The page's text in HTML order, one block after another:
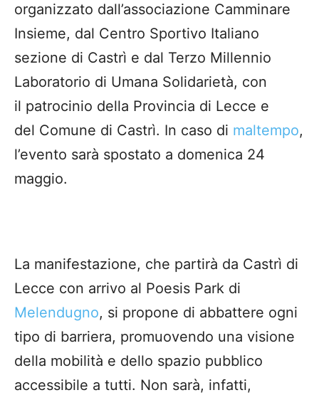
organizzato dall’associazione Camminare
Insieme, dal Centro Sportivo Italiano
sezione di Castrì e dal Terzo Millennio
Laboratorio di Umana Solidarietà, con
il patrocinio della Provincia di Lecce e
del Comune di Castrì. In caso di maltempo,
l’evento sarà spostato a domenica 24
maggio.
La manifestazione, che partirà da Castrì di
Lecce con arrivo al Poesis Park di
Melendugno, si propone di abbattere ogni
tipo di barriera, promuovendo una visione
della mobilità e dello spazio pubblico
accessibile a tutti. Non sarà, infatti,